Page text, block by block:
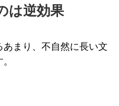
は逆効果
まり、不自然に長い文